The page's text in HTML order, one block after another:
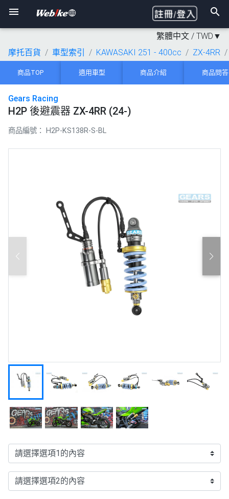
繁體中文 / TWD ▼
摩托百貨
車型索引 KAWASAKI 251 - 400cc ZX-4RR
商品TOP 適用車型 商品介紹 商品問答
Gears Racing
H2P 後避震器 ZX-4RR (24-)
商品編號： H2P-KS138R-S-BL